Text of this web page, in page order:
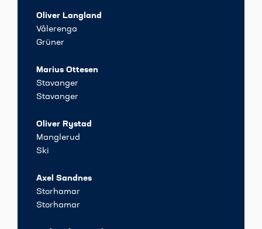
Oliver Langland
Vålerenga
Grüner
Marius Ottesen
Stavanger
Stavanger
Oliver Rystad
Manglerud
Ski
Axel Sandnes
Storhamar
Storhamar